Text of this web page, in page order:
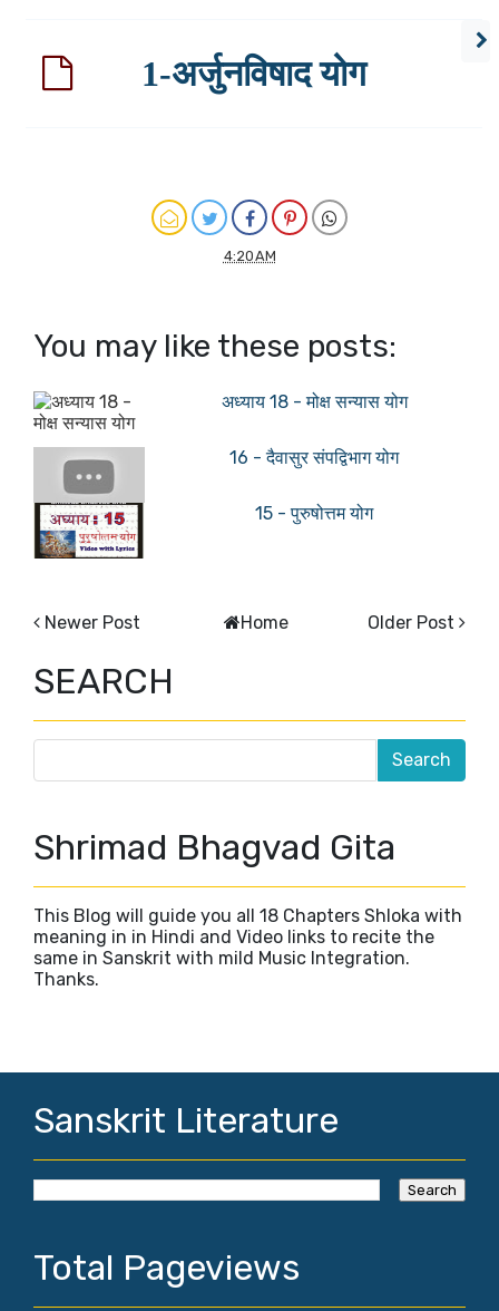
1-अर्जुनविषाद योग
4:20 AM
You may like these posts:
अध्याय 18 - मोक्ष सन्यास योग
16 - दैवासुर संपद्विभाग योग
15 - पुरुषोत्तम योग
Newer Post Older Post
Home
SEARCH
Shrimad Bhagvad Gita
This Blog will guide you all 18 Chapters Shloka with
meaning in in Hindi and Video links to recite the
same in Sanskrit with mild Music Integration.
Thanks.
Sanskrit Literature
Total Pageviews